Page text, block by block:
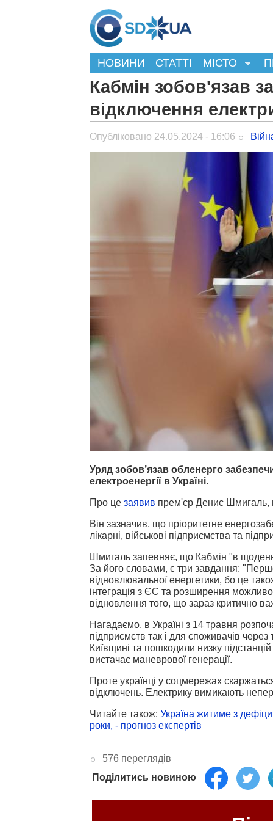
НОВИНИ СТАТТІ МІСТО
Кабмін зобов'язав
відключення
Опубліковано 24.05.2024 - 16:06
Уряд зобов’язав обленерго
електроенергії в Україні.
Про це заявив прем'єр Денис Шмигаль,
Він зазначив, що пріоритетне
лікарні, військові підприємства та
Шмигаль запевняє, що Кабмін "в
За його словами, є три завдання: "П
відновлювальної енергетики, бо це
інтеграція з ЄС та розширення
відновлення того, що зараз критично
Нагадаємо, в Україні з 14 травня
підприємств так і для споживачів
Київщині та пошкодили низку
вистачає маневрової генерації.
Проте українці у соцмережах
відключень. Електрику вимикають
Читайте також: Україна житиме з
роки, - прогноз експертів
576 переглядів
Поділитись новиною